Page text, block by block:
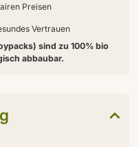
Preisen
Vertrauen
sind zu 100% bio
abbaubar.